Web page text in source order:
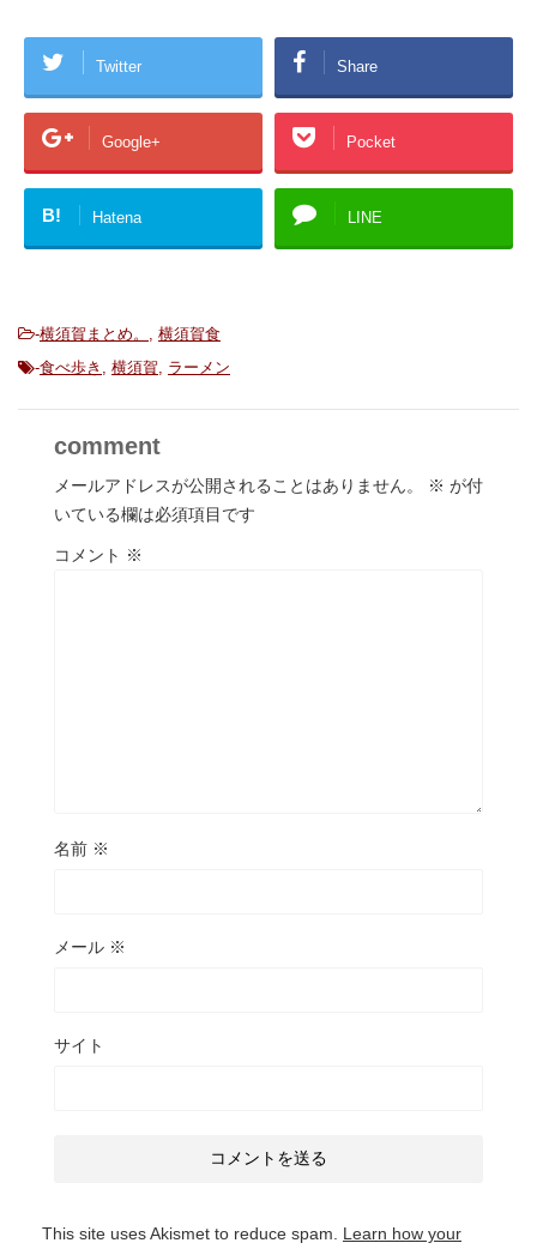
Twitter Share
Google+ Pocket
B! Hatena LINE
-横須賀まとめ。 , 横須賀食
-食べ歩き , 横須賀, ラーメン
comment
メールアドレスが公開されることはありません。 ※ が付
いている欄は必須項目です
コメント ※
名前 ※
メール ※
サイト
This site uses Akismet to reduce spam. Learn how your